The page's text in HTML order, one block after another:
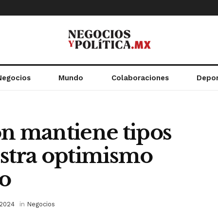
Mundo Colaboraciones
mantiene tipos
optimismo
in Negocios